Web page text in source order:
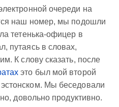
очереди на
наш номер, мы подошли
тетенька-офицер в
путаясь в словах,
К слову сказать, после
это был мой второй
Мы беседовали
довольно продуктивно.